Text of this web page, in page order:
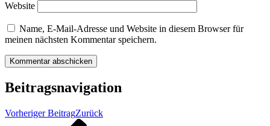
Website
Name, E-Mail-Adresse und Website in diesem Browser für
meinen nächsten Kommentar speichern.
Beitragsnavigation
Vorheriger BeitragZurück